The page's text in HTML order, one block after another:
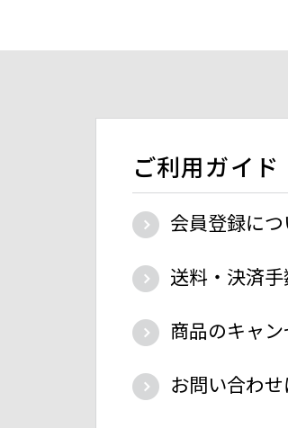
ご利用ガイド
会員登録につ
送料・決済
商品のキャ
お問い合わ